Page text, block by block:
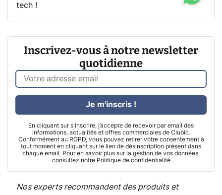
tech !
Inscrivez-vous à notre newsletter
quotidienne
En cliquant sur s'inscrire, j’accepte de recevoir par email des
informations, actualités et offres commerciales de Clubic.
Conformément au RGPD, vous pouvez retirer votre consentement à
tout moment en cliquant sur le lien de désinscription présent dans
chaque email. Pour en savoir plus sur la gestion de vos données,
consultez notre Politique de confidentialité
Je m'inscris !
Nos experts recommandent des produits et